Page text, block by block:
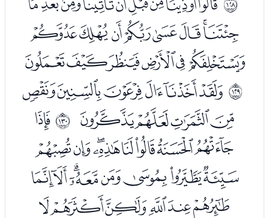
ﯥﯦﯧﯨﯩﯪﯫﯬ
ﯭﯮﯯﯰﯱﯲ
ﲀﯴﯵﯶﯷﯸﯹ
ﯺﯻﯼﯽ ﲁﭑ
ﭒﭓﭔﭕﭖﭗﭘﭙ
ﭚﭛﭜﭝﭞﭟﭠﭡ
ﭢﭣﭤﭥﭦﭧ